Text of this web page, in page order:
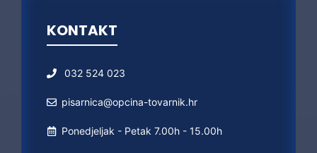
KONTAKT
032 524 023
pisarnica@opcina-tovarnik.hr
Ponedjeljak - Petak 7.00h - 15.00h